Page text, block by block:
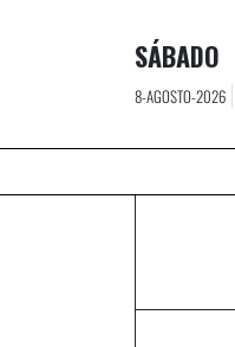
SÁBADO
8-AGOSTO-2026